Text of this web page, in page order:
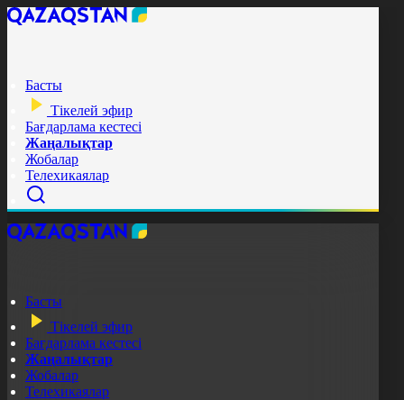
Басты
Тікелей эфир
Бағдарлама кестесі
Жаңалықтар
Жобалар
Телехикаялар
Басты
Тікелей эфир
Бағдарлама кестесі
Жаңалықтар
Жобалар
Телехикаялар